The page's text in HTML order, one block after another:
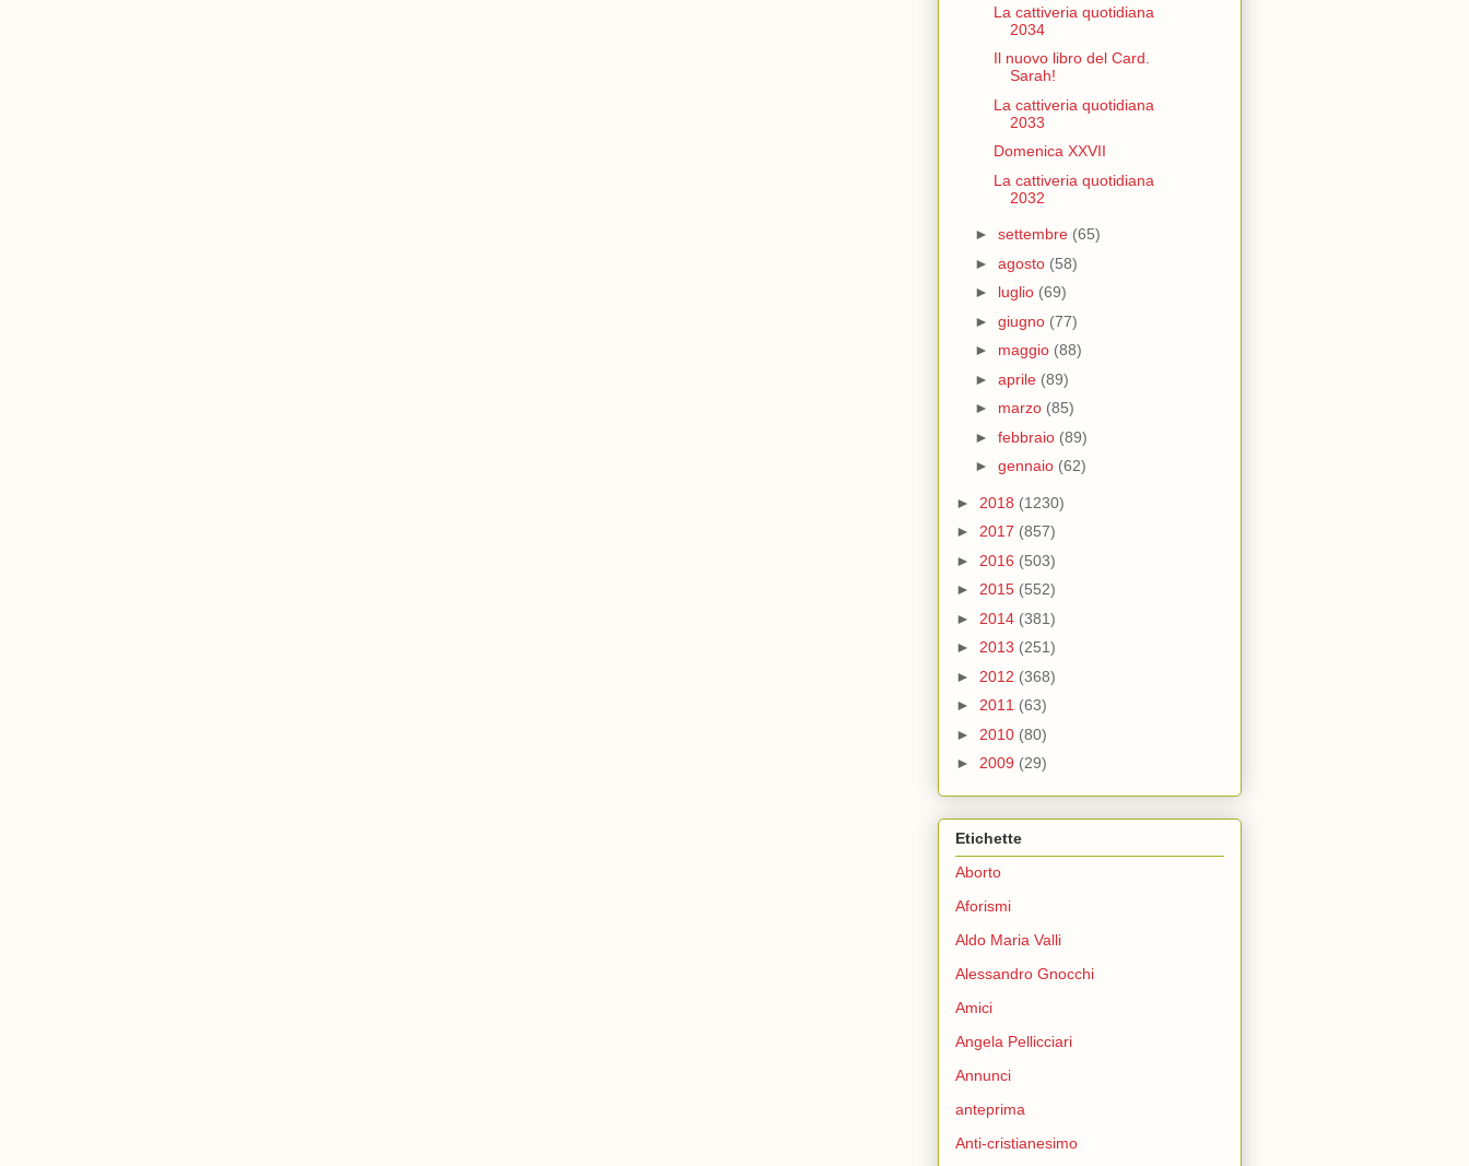
La cattiveria quotidiana
2034
Il nuovo libro del Card.
Sarah!
La cattiveria quotidiana
2033
Domenica XXVII
La cattiveria quotidiana
2032
► settembre (65)
► agosto (58)
► luglio (69)
► giugno (77)
► maggio (88)
► aprile (89)
► marzo (85)
► febbraio (89)
► gennaio (62)
► 2018 (1230)
► 2017 (857)
► 2016 (503)
► 2015 (552)
► 2014 (381)
► 2013 (251)
► 2012 (368)
► 2011 (63)
► 2010 (80)
► 2009 (29)
Etichette
Aborto
Aforismi
Aldo Maria Valli
Alessandro Gnocchi
Amici
Angela Pellicciari
Annunci
anteprima
Anti-cristianesimo